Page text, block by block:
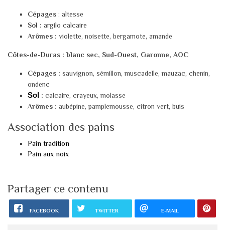
Cépages : altesse
Sol : argilo calcaire
Arômes : violette, noisette, bergamote, amande
Côtes-de-Duras : blanc sec, Sud-Ouest, Garonne, AOC
Cépages : sauvignon, sémillon, muscadelle, mauzac, chenin,
ondenc
Sol : calcaire, crayeux, molasse
Arômes : aubépine, pamplemousse, citron vert, buis
Association des pains
Pain tradition
Pain aux noix
Partager ce contenu
FACEBOOK TWITTER E-MAIL